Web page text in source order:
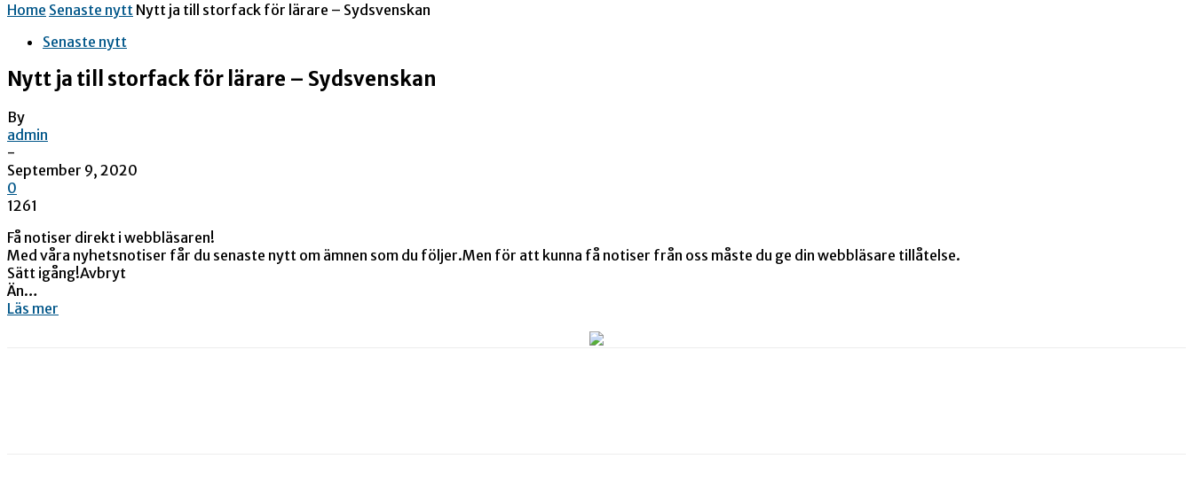
Home Senaste nytt Nytt ja till storfack för lärare – Sydsvenskan
Senaste nytt
Nytt ja till storfack för lärare – Sydsvenskan
By
admin
-
September 9, 2020
0
1261
Få notiser direkt i webbläsaren!
Med våra nyhetsnotiser får du senaste nytt om ämnen som du följer.Men för att kunna få notiser från oss måste du ge din webbläsare tillåtelse.
Sätt igång!Avbryt
Än…
Läs mer